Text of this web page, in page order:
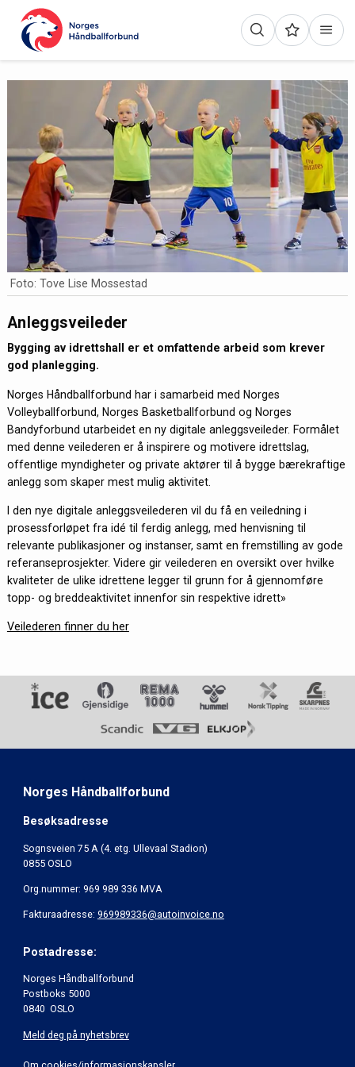
Foto: Tove Lise Mossestad
Anleggsveileder
Bygging av idrettshall er et omfattende arbeid som krever
god planlegging.
Norges Håndballforbund har i samarbeid med Norges
Volleyballforbund, Norges Basketballforbund og Norges
Bandyforbund utarbeidet en ny digitale anleggsveileder. Formålet
med denne veilederen er å inspirere og motivere idrettslag,
offentlige myndigheter og private aktører til å bygge bærekraftige
anlegg som skaper mest mulig aktivitet.
I den nye digitale anleggsveilederen vil du få en veiledning i
prosessforløpet fra idé til ferdig anlegg, med henvisning til
relevante publikasjoner og instanser, samt en fremstilling av gode
referanseprosjekter. Videre gir veilederen en oversikt over hvilke
kvaliteter de ulike idrettene legger til grunn for å gjennomføre
topp- og breddeaktivitet innenfor sin respektive idrett»
Veilederen finner du her
Norges Håndballforbund
Besøksadresse
Sognsveien 75 A (4. etg. Ullevaal Stadion)
0855 OSLO
Org.nummer: 969 989 336 MVA
Fakturaadresse: 969989336@autoinvoice.no
Postadresse:
Norges Håndballforbund
Postboks 5000
0840 OSLO
Meld deg på nyhetsbrev